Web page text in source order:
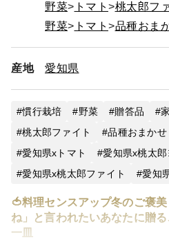
野菜
トマト
桃太郎フ
野菜
トマト 品種おま
産地 愛知県
慣行栽培 野菜 贈答品
桃太郎ファイト
品種おまかせ
愛知県xトマト
愛知県x桃太郎
愛知県x桃太郎ファイト
愛知
🍅料理センスアップ冬のご褒
ね」と言われたいあなたに贈
一皿